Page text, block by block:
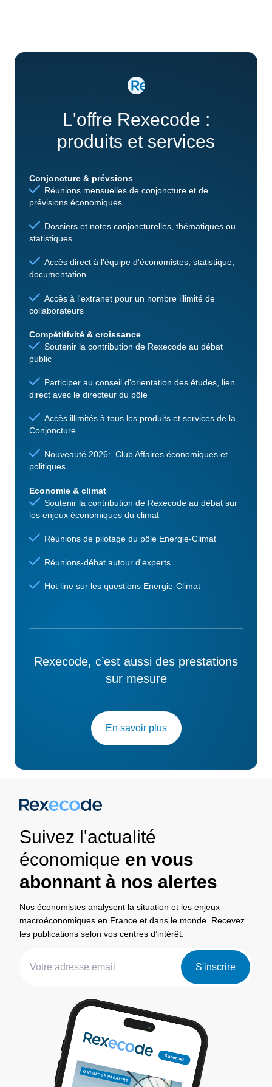
L'offre Rexecode :
produits et services
Conjoncture & prévsions
Réunions mensuelles de conjoncture et de
prévisions économiques
Dossiers et notes conjoncturelles, thématiques ou
statistiques
Accès direct à l'équipe d'économistes, statistique,
documentation
Accès à l'extranet pour un nombre illimité de
collaborateurs
Compétitivité & croissance
Soutenir la contribution de Rexecode au débat
public
Participer au conseil d'orientation des études, lien
direct avec le directeur du pôle
Accès illimités à tous les produits et services de la
Conjoncture
Nouveauté 2026: Club Affaires économiques et
politiques
Economie & climat
Soutenir la contribution de Rexecode au débat sur
les enjeux économiques du climat
Réunions de pilotage du pôle Energie-Climat
Réunions-débat autour d'experts
Hot line sur les questions Energie-Climat
Rexecode, c’est aussi des prestations
sur mesure
En savoir plus
Suivez l'actualité
économique en vous
abonnant à nos alertes
Nos économistes analysent la situation et les enjeux
macroéconomiques en France et dans le monde. Recevez
les publications selon vos centres d’intérêt.
S'inscrire